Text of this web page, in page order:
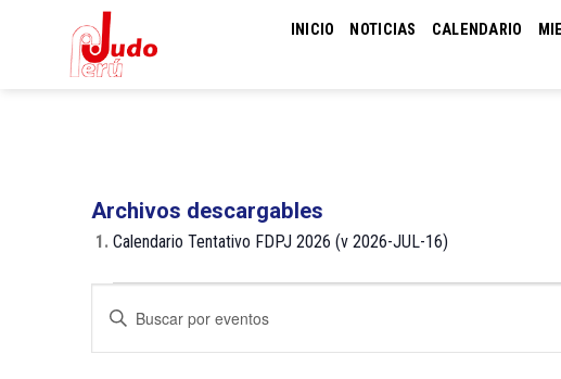
INICIO NOTICIAS CALENDARIO
Archivos descargables
1. Calendario Tentativo FDPJ 2026 (v 2026-JUL-16)
Eventos
Navegación
Introduce
palabra